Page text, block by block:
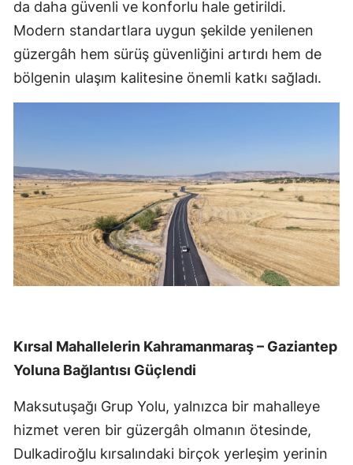
da daha güvenli ve konforlu hale getirildi.
Modern standartlara uygun şekilde yenilenen
güzergâh hem sürüş güvenliğini artırdı hem de
bölgenin ulaşım kalitesine önemli katkı sağladı.
Kırsal Mahallelerin Kahramanmaraş – Gaziantep
Yoluna Bağlantısı Güçlendi
Maksutuşağı Grup Yolu, yalnızca bir mahalleye
hizmet veren bir güzergâh olmanın ötesinde,
Dulkadiroğlu kırsalındaki birçok yerleşim yerinin